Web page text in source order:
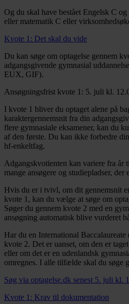
Og du skal have bestået Engelsk C
eller matematik C eller
Kvote 1: Det skal du vide
Du kan søge om optagelse gennem
adgangsgivende gymnasial
EUX, GIF).
Ansøgningsfrist kvote 1: 5. juli kl.
I kvote 1 bliver du optaget alene på
karaktergennemsnit fra din
flere gymnasiale eksamener, kan du
af den første. Du kan ikke forbedre
hf-enkeltfag.
Adgangskvotienten kan variere fra
mange ansøgere og studiepladser, der
Hvis du er i tvivl, om dit gennemsnit
kvote 1, kan du vælge at søge om
Søger du gennem kvote 2 med en
ansøgning automatisk blive vurderet
Har du en International
kvote 2. Det er uanset, om den er
eller om det er en udenlandsk
omregnes. I alle tilfælde skal du søge
Søg via optagelse.dk senest 5. juli kl.
Kvote 1: Krav til dokumentation